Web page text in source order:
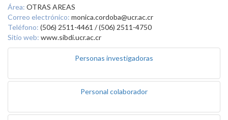
Área: OTRAS AREAS
Correo electrónico: monica.cordoba@ucr.ac.cr
Teléfono: (506) 2511-4461 / (506) 2511-4750
Sitio web: www.sibdi.ucr.ac.cr
Personas investigadoras
Personal colaborador